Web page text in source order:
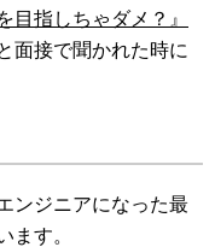
目指しちゃダメ？』
面接で聞かれた時に
ンジニアになった最
ます。